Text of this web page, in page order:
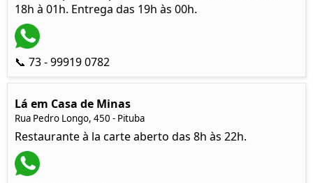
18h à 01h. Entrega das 19h às 00h.
📞 73 - 99919 0782
Lá em Casa de Minas
Rua Pedro Longo, 450 - Pituba
Restaurante à la carte aberto das 8h às 22h.